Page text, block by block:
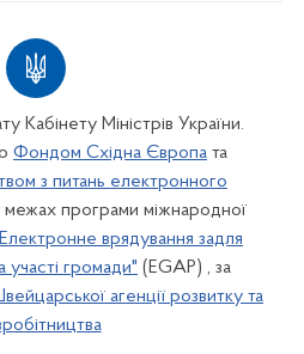
Кабінету Міністрів України.
Фондом Східна Європа та
з питань електронного
межах програми міжнародної
врядування задля
участі громади" (EGAP) , за
агенції розвитку та